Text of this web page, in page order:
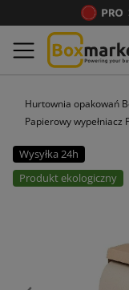
Hurtownia opakowań
Papierowy
Wysyłka 24h
Produkt ekologiczny